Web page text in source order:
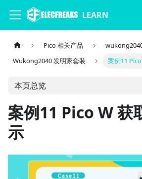
LEARN
Pico 相关产品
Wukong2040 发明家套装
案例11
本页总览
案例11 Pico W 获
示